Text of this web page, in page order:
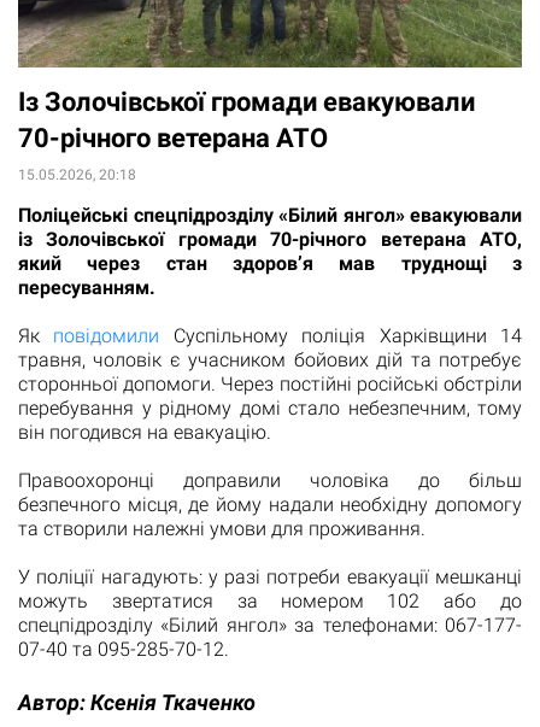
Із Золочівської громади евакуювали
70-річного ветерана АТО
15.05.2026, 20:18
Поліцейські спецпідрозділу «Білий янгол» евакуювали
із Золочівської громади 70-річного ветерана АТО,
який через стан здоров’я мав труднощі з
пересуванням.
Як повідомили Суспільному поліція Харківщини 14
травня, чоловік є учасником бойових дій та потребує
сторонньої допомоги. Через постійні російські обстріли
перебування у рідному домі стало небезпечним, тому
він погодився на евакуацію.
Правоохоронці доправили чоловіка до більш
безпечного місця, де йому надали необхідну допомогу
та створили належні умови для проживання.
У поліції нагадують: у разі потреби евакуації мешканці
можуть звертатися за номером 102 або до
спецпідрозділу «Білий янгол» за телефонами: 067-177-
07-40 та 095-285-70-12.
Автор:Ксенія Ткаченко